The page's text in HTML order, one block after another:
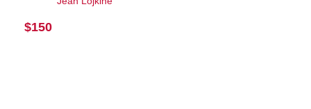
$150